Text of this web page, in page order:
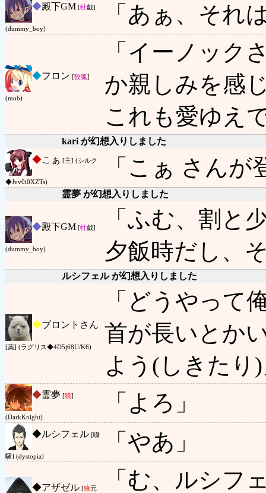
◆殿下GM [牡戯]
(dummy_boy)
「あぁ、そ
◆フロン [狡狐]
(mob)
「イーノック
か親しみを感
これも愛ゆえ
kari が幻想入りしました
◆こぁ [主] (シルク
◆Jvv0i0XZTs)
「こぁ さん
霊夢 が幻想入りしました
◆殿下GM [牡戯]
(dummy_boy)
「ふむ、割と
夕飯時だし、
ルシフェル が幻想入りしました
◆ブロントさん
[薬] (ラグリス◆4D5j68U/K6)
「どうやって
首が長いとか
よう(しきたり
◆霊夢 [狼]
(DarkKnight)
「よろ」
◆ルシフェル [囁
騒] (dystopia)
「やあ」
◆アザゼル [狼元
「む、ルシ